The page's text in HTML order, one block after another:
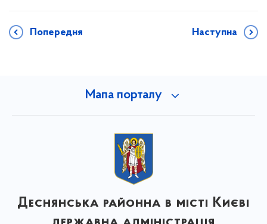
Попередня Наступна
Мапа порталу
Деснянська районна в місті Києві